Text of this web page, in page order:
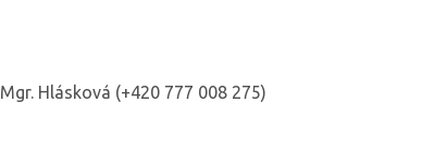
Mgr. Hlásková (+420 777 008 275)